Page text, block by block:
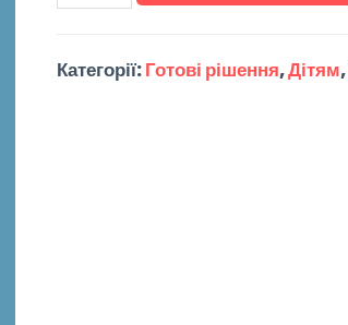
Категорії:Готові рішення,Дітям,